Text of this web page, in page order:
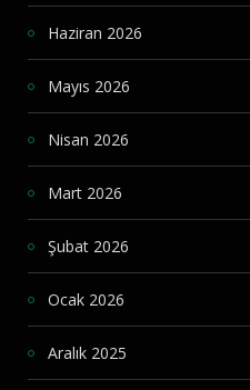
Haziran 2026
Mayıs 2026
Nisan 2026
Mart 2026
Şubat 2026
Ocak 2026
Aralık 2025